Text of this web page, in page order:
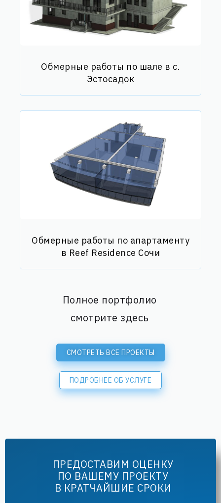
Обмерные работы по шале в с.
Эстосадок
Обмерные работы по апартаменту
в Reef Residence Сочи
Полное портфолио
смотрите здесь
СМОТРЕТЬ ВСЕ ПРОЕКТЫ
ПОДРОБНЕЕ ОБ УСЛУГЕ
ПРЕДОСТАВИМ ОЦЕНКУ
ПО ВАШЕМУ ПРОЕКТУ
В КРАТЧАЙШИЕ СРОКИ